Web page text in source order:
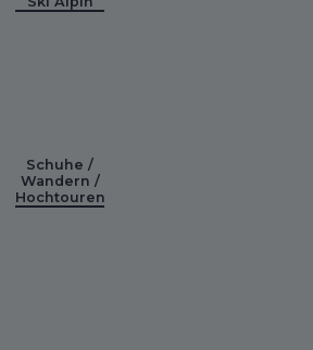
Schuhe /
Wandern /
Hochtouren